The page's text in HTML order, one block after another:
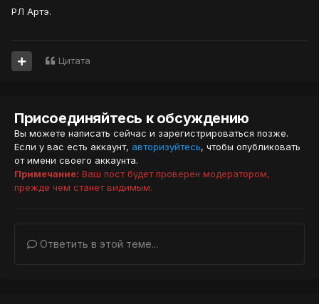
РЛ Артэ.
Цитата
Присоединяйтесь к обсуждению
Вы можете написать сейчас и зарегистрироваться позже.
Если у вас есть аккаунт, авторизуйтесь, чтобы опубликовать
от имени своего аккаунта.
Примечание: Ваш пост будет проверен модератором,
прежде чем станет видимым.
Ответить в этой теме...